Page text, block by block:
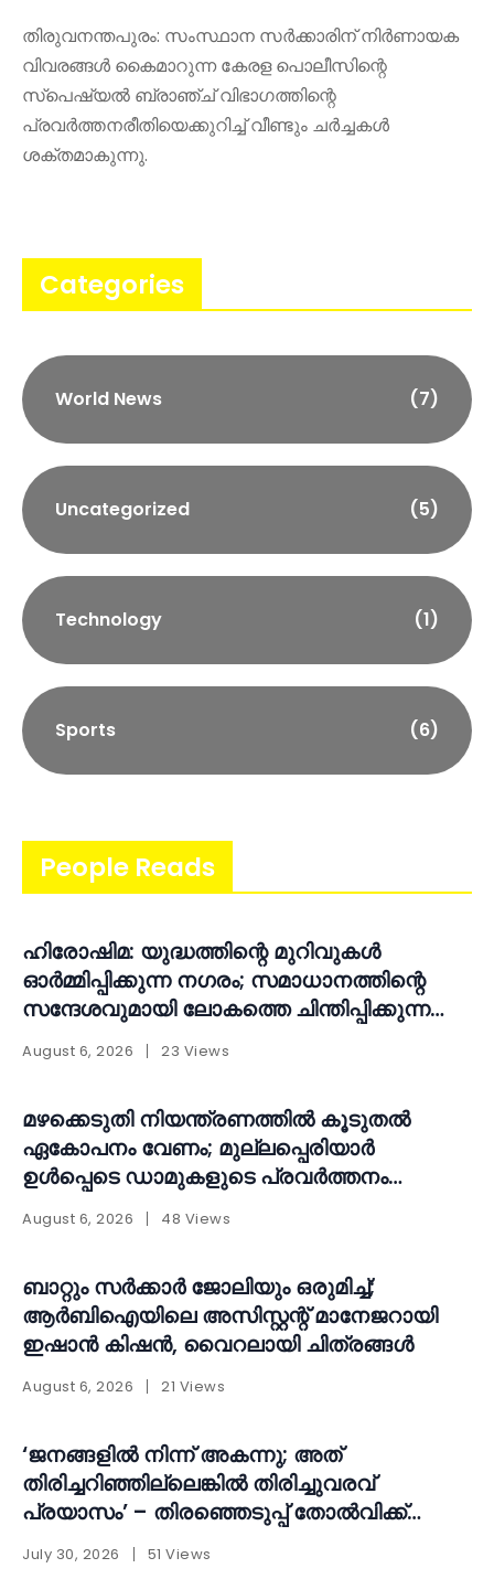
തിരുവനന്തപുരം: സംസ്ഥാന സർക്കാരിന് നിർണായക
വിവരങ്ങൾ കൈമാറുന്ന കേരള പൊലീസിന്റെ
സ്പെഷ്യൽ ബ്രാഞ്ച് വിഭാഗത്തിന്റെ
പ്രവർത്തനരീതിയെക്കുറിച്ച് വീണ്ടും ചർച്ചകൾ
ശക്തമാകുന്നു.
Categories
World News (7)
Uncategorized (5)
Technology (1)
Sports (6)
People Reads
ഹിരോഷിമ: യുദ്ധത്തിന്റെ മുറിവുകൾ
ഓർമ്മിപ്പിക്കുന്ന നഗരം; സമാധാനത്തിന്റെ
സന്ദേശവുമായി ലോകത്തെ ചിന്തിപ്പിക്കുന്ന
August 6, 2026 23 Views
മഴക്കെടുതി നിയന്ത്രണത്തിൽ കൂടുതൽ
ഏകോപനം വേണം; മുല്ലപ്പെരിയാർ
ഉൾപ്പെടെ ഡാമുകളുടെ പ്രവർത്തനം
പുനഃപരിശോധിക്കണമെന്ന് ആവശ്യം
August 6, 2026 48 Views
ബാറ്റും സർക്കാർ ജോലിയും ഒരുമിച്ച്;
ആർബിഐയിലെ അസിസ്റ്റന്റ് മാനേജറായി
ഇഷാൻ കിഷൻ, വൈറലായി ചിത്രങ്ങൾ
August 6, 2026 21 Views
‘ജനങ്ങളിൽ നിന്ന് അകന്നു; അത്
തിരിച്ചറിഞ്ഞില്ലെങ്കിൽ തിരിച്ചുവരവ്
പ്രയാസം’ – തിരഞ്ഞെടുപ്പ് തോൽവിക്ക്
പിന്നാലെ ആത്മപരിശോധനയുമായി എ.എൻ.
ഷംസീർ
July 30, 2026 51 Views